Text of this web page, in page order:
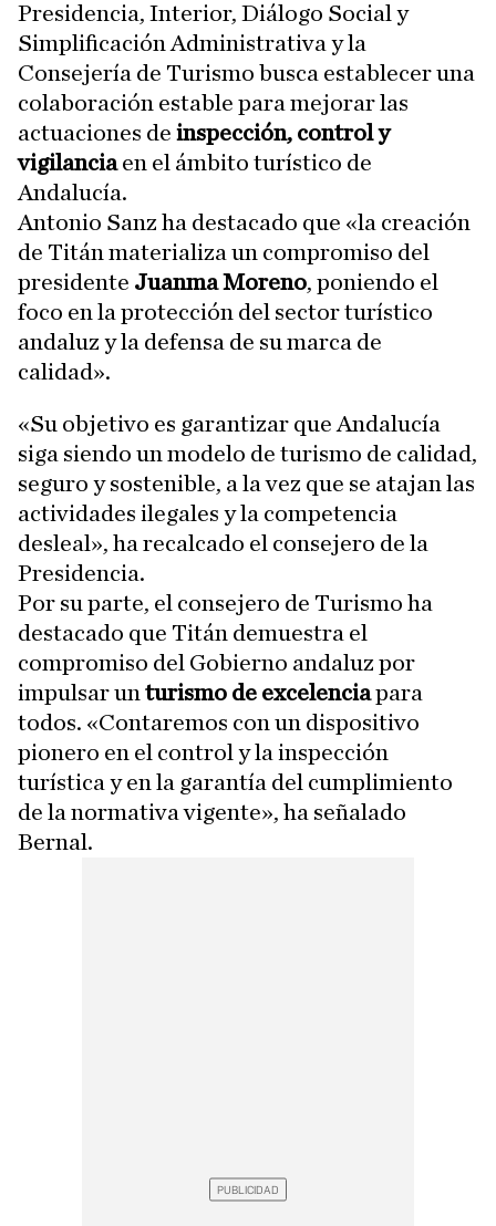
Presidencia, Interior, Diálogo Social y
Simplificación Administrativa y la
Consejería de Turismo busca establecer una
colaboración estable para mejorar las
actuaciones de inspección, control y
vigilanciaen el ámbito turístico de
Andalucía.
Antonio Sanz ha destacado que «la creación
de Titán materializa un compromiso del
presidente Juanma Moreno, poniendo el
foco en la protección del sector turístico
andaluz y la defensa de su marca de
calidad».
«Su objetivo es garantizar que Andalucía
siga siendo un modelo de turismo de calidad,
seguro y sostenible, a la vez que se atajan las
actividades ilegales y la competencia
desleal», ha recalcado el consejero de la
Presidencia.
Por su parte, el consejero de Turismo ha
destacado que Titán demuestra el
compromiso del Gobierno andaluz por
impulsar un turismo de excelenciapara
todos. «Contaremos con un dispositivo
pionero en el control y la inspección
turística y en la garantía del cumplimiento
de la normativa vigente», ha señalado
Bernal.